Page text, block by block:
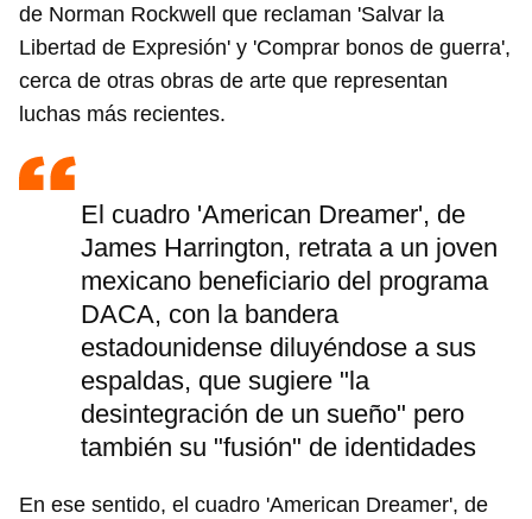
de Norman Rockwell que reclaman 'Salvar la
Libertad de Expresión' y 'Comprar bonos de guerra',
cerca de otras obras de arte que representan
luchas más recientes.
El cuadro 'American Dreamer', de
James Harrington, retrata a un joven
mexicano beneficiario del programa
DACA, con la bandera
estadounidense diluyéndose a sus
espaldas, que sugiere "la
desintegración de un sueño" pero
también su "fusión" de identidades
En ese sentido, el cuadro 'American Dreamer', de